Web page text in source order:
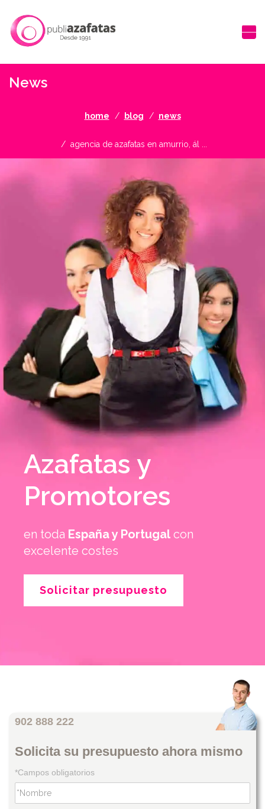
News
home blog news
agencia de azafatas en amurrio, ál ...
Azafatas y
Promotores
en toda España y Portugal con
excelente costes
Solicitar presupuesto
902 888 222
Solicita su presupuesto ahora mismo
*Campos obligatorios